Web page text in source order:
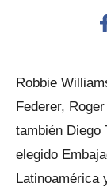
Robbie
Federer,
también Diego
elegido
Latinoamérica